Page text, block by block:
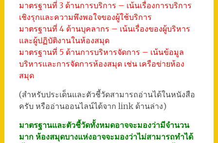
มาตรฐานที่ 3 ด้านการบริการ – เน้นเรื่องการบริการ
เชิงรุกและความพึงพอใจของผู้ใช้บริการ
มาตรฐานที่ 4 ด้านบุคลากร – เน้นเรื่องของผู้บริหาร
และผู้ปฏิบัติงานในห้องสมุด
มาตรฐานที่ 5 ด้านการบริหารจัดการ – เน้นข้อมูล
บริหารและการจัดการห้องสมุด เช่น เครือข่ายห้อง
สมุด
(สำหรับประเด็นและตัวชี้วัดสามารถอ่านได้ในหนังสือ
ครับ หรืออ่านออนไลน์ได้จาก link ด้านล่าง)
มาตรฐานและตัวชี้วัดทั้งหมดอาจจะมองว่ามีจำนวน
มาก ห้องสมุดบางแห่งอาจจะมองว่าไม่สามารถทำได้